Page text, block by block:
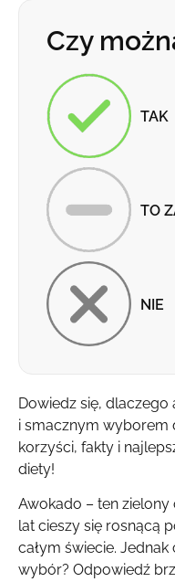
Czy
TAK
TO
NIE
Dowiedz się,
i smacznym wyborem
korzyści, fakty i
diety!
Awokado – ten
lat cieszy się rosnącą
całym świecie.
wybór? Odpowiedź